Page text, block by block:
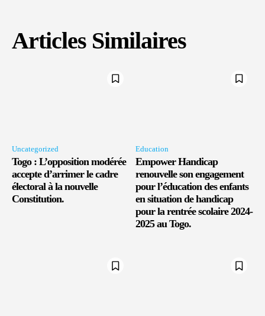
Articles Similaires
Uncategorized
Togo : L’opposition modérée
accepte d’arrimer le cadre
électoral à la nouvelle
Constitution.
Education
Empower Handicap
renouvelle son engagement
pour l’éducation des enfants
en situation de handicap
pour la rentrée scolaire 2024-
2025 au Togo.